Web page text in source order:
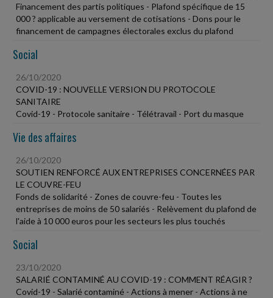
Financement des partis politiques - Plafond spécifique de 15
000 ? applicable au versement de cotisations - Dons pour le
financement de campagnes électorales exclus du plafond
Social
26/10/2020
COVID-19 : NOUVELLE VERSION DU PROTOCOLE
SANITAIRE
Covid-19 - Protocole sanitaire - Télétravail - Port du masque
Vie des affaires
26/10/2020
SOUTIEN RENFORCÉ AUX ENTREPRISES CONCERNÉES PAR
LE COUVRE-FEU
Fonds de solidarité - Zones de couvre-feu - Toutes les
entreprises de moins de 50 salariés - Relèvement du plafond de
l'aide à 10 000 euros pour les secteurs les plus touchés
Social
23/10/2020
SALARIÉ CONTAMINÉ AU COVID-19 : COMMENT RÉAGIR ?
Covid-19 - Salarié contaminé - Actions à mener - Actions à ne